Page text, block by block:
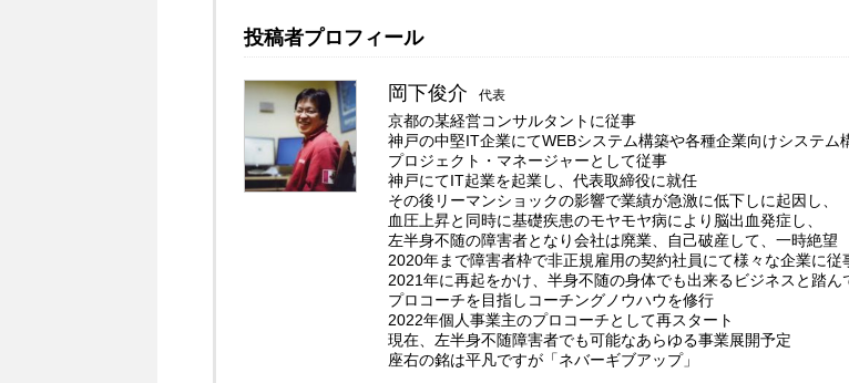
投稿者プロフィール
岡下俊介 代表
京都の某経営コンサルタントに従事
神戸の中堅IT企業にてWEBシステム構築や各種企業向けシステム
プロジェクト・マネージャーとして従事
神戸にてIT起業を起業し、代表取締役に就任
その後リーマンショックの影響で業績が急激に低下しに起因し、
血圧上昇と同時に基礎疾患のモヤモヤ病により脳出血発症し、
左半身不随の障害者となり会社は廃業、自己破産して、一時絶望
2020年まで障害者枠で非正規雇用の契約社員にて様々な企業に従
2021年に再起をかけ、半身不随の身体でも出来るビジネスと踏ん
プロコーチを目指しコーチングノウハウを修行
2022年個人事業主のプロコーチとして再スタート
現在、左半身不随障害者でも可能なあらゆる事業展開予定
座右の銘は平凡ですが「ネバーギブアップ」